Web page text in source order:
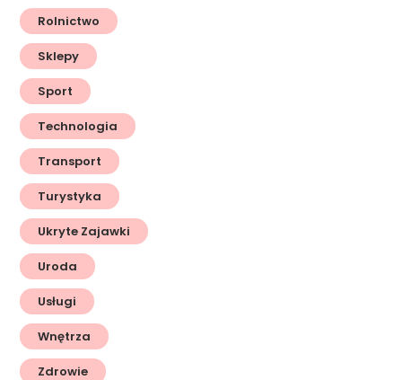
Rolnictwo
Sklepy
Sport
Technologia
Transport
Turystyka
Ukryte Zajawki
Uroda
Usługi
Wnętrza
Zdrowie